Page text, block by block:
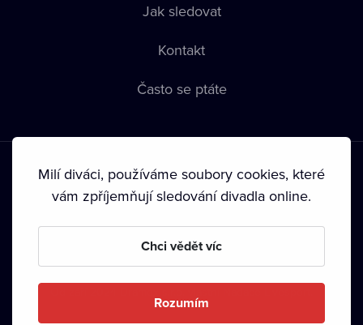
Jak sledovat
Kontakt
Často se ptáte
Podmínky používání • Ochrana soukromí • Zásady používání
• Autorská práva•
Milí diváci, používáme soubory cookies, které
vám zpříjemňují sledování divadla online.
Chci vědět víc
Rozumím